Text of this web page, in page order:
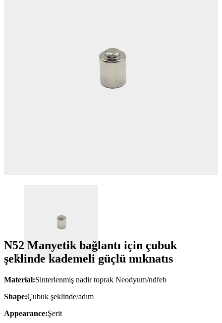
N52 Manyetik bağlantı için çubuk
şeklinde kademeli güçlü mıknatıs
Material:Sinterlenmiş nadir toprak Neodyum/ndfeb
Shape:Çubuk şeklinde/adım
Appearance:Şerit